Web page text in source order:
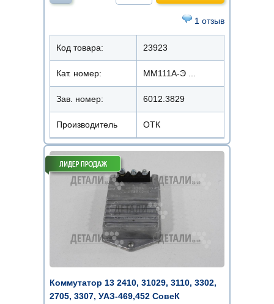
1 отзыв
Код товара: 23923
Кат. номер: ММ111А-Э ...
Зав. номер: 6012.3829
Производитель ОТК
Коммутатор 13 2410, 31029, 3110, 3302,
2705, 3307, УАЗ-469,452 СовеК